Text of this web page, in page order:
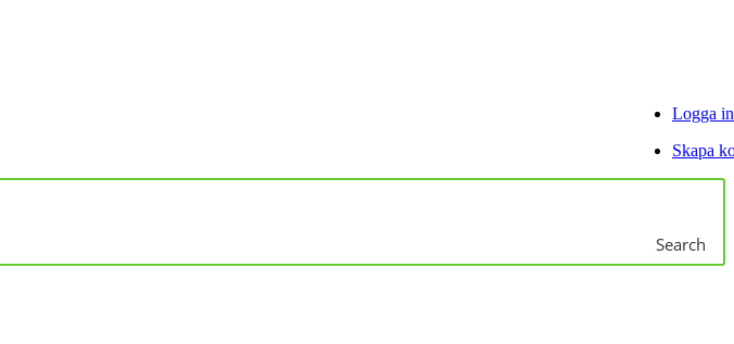
Logga in
Skapa
Search